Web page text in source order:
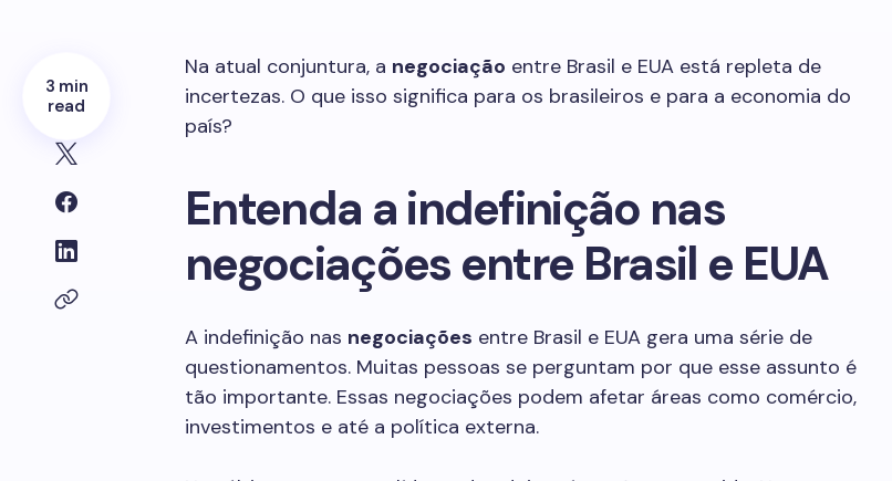
3 min
read
Na atual conjuntura, a negociação entre Brasil e EUA está repleta de
incertezas. O que isso significa para os brasileiros e para a economia do
país?
Entenda a indefinição nas
negociações entre Brasil e EUA
A indefinição nas negociações entre Brasil e EUA gera uma série de
questionamentos. Muitas pessoas se perguntam por que esse assunto é
tão importante. Essas negociações podem afetar áreas como comércio,
investimentos e até a política externa.